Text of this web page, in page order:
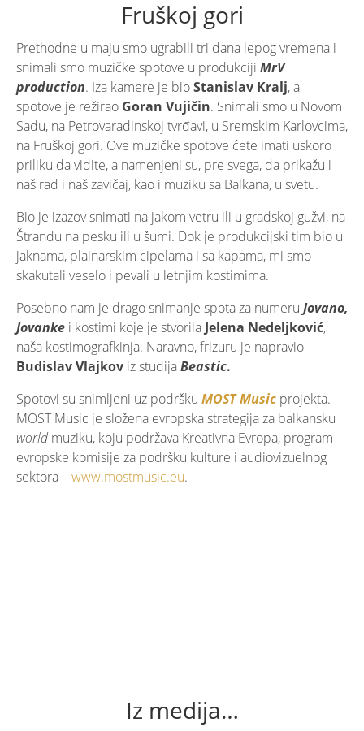
Fruškoj gori
Prethodne u maju smo ugrabili tri dana lepog vremena i
snimali smo muzičke spotove u produkciji MrV
production. Iza kamere je bioStanislav Kralj, a
spotove je režirao Goran Vujičin. Snimali smo u Novom
Sadu, na Petrovaradinskoj tvrđavi, u Sremskim Karlovcima,
na Fruškoj gori. Ove muzičke spotove ćete imati uskoro
priliku da vidite, a namenjeni su, pre svega, da prikažu i
naš rad i naš zavičaj, kao i muziku sa Balkana, u svetu.
Bio je izazov snimati na jakom vetru ili u gradskoj gužvi, na
Štrandu na pesku ili u šumi. Dok je produkcijski tim bio u
jaknama, plainarskim cipelama i sa kapama, mi smo
skakutali veselo i pevali u letnjim kostimima.
Posebno nam je drago snimanje spota za numeru Jovano,
Jovanke i kostimi koje je stvorila Jelena Nedeljković,
naša kostimografkinja. Naravno, frizuru je napravio
Budislav Vlajkov iz studijaBeastic.
Spotovi su snimljeni uz podršku MOST Music projekta.
MOST Music je složena evropska strategija za balkansku
world muziku, koju podržava Kreativna Evropa, program
evropske komisije za podršku kulture i audiovizuelnog
sektora –www.mostmusic.eu.
Iz medija…